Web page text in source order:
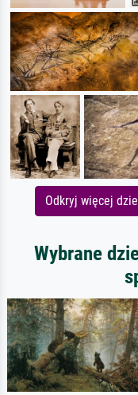
Odkryj więcej
Wybrane